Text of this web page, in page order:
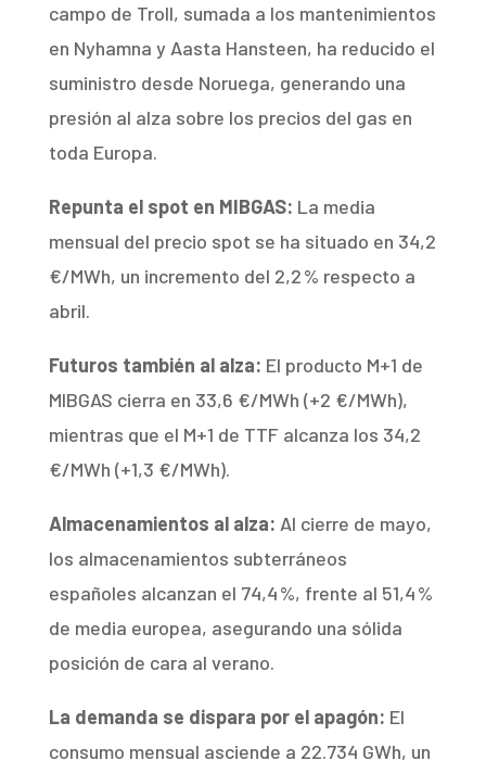
campo de Troll, sumada a los mantenimientos
en Nyhamna y Aasta Hansteen, ha reducido el
suministro desde Noruega, generando una
presión al alza sobre los precios del gas en
toda Europa.
Repunta el spot en MIBGAS: La media
mensual del precio spot se ha situado en 34,2
€/MWh, un incremento del 2,2 % respecto a
abril.
Futuros también al alza: El producto M+1 de
MIBGAS cierra en 33,6 €/MWh (+2 €/MWh),
mientras que el M+1 de TTF alcanza los 34,2
€/MWh (+1,3 €/MWh).
Almacenamientos al alza: Al cierre de mayo,
los almacenamientos subterráneos
españoles alcanzan el 74,4 %, frente al 51,4 %
de media europea, asegurando una sólida
posición de cara al verano.
La demanda se dispara por el apagón: El
consumo mensual asciende a 22.734 GWh, un